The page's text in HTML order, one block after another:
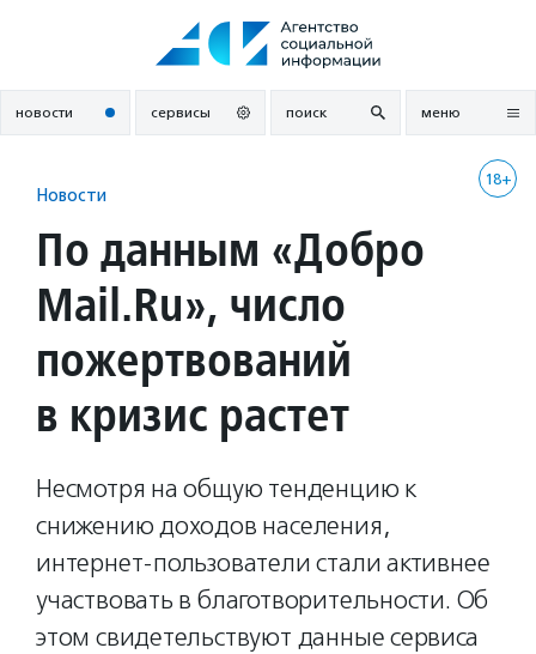
новости сервисы поиск меню
18+
Новости
По данным «Добро
Mail.Ru», число
пожертвований
в кризис растет
Несмотря на общую тенденцию к
снижению доходов населения,
интернет-пользователи стали активнее
участвовать в благотворительности. Об
этом свидетельствуют данные сервиса